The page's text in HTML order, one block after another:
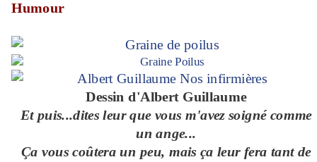
Humour
Dessin d'Albert Guillaume
Et puis...dites leur que vous m'avez soigné comme
un ange...
Ça vous coûtera un peu, mais ça leur fera tant de